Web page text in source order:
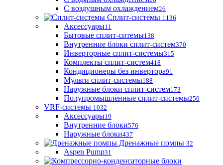
С воздушным охлаждением26
Сплит-системы 1136
Аксессуары11
Бытовые сплит-ситемы138
Внутренние блоки сплит-систем370
Инверторные сплит-системы315
Комплекты сплит-систем418
Кондиционеры без инвертора91
Мульти сплит-системы188
Наружные блоки сплит-систем173
Полупромышленные сплит-системы250
VRF-системы 1032
Аксессуары19
Внутренние блоки576
Наружные блоки437
Дренажные помпы 32
Aspen Pump31